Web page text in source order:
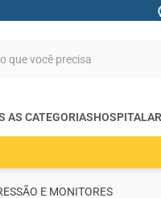
AS CATEGORIAS
E MONITORES